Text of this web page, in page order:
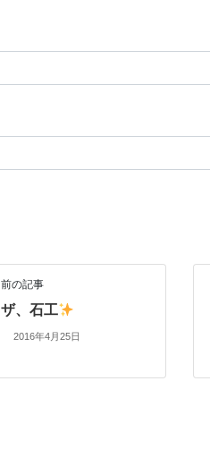
前の記事
ザ、石工
2016年4月25日